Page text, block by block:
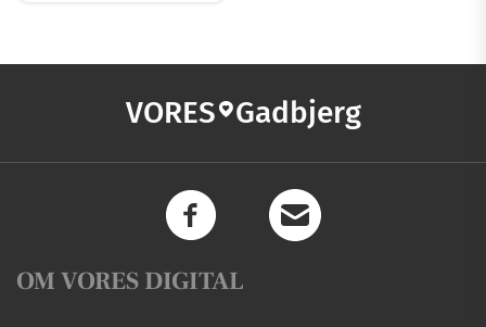
VORES Gadbjerg
OM VORES DIGITAL